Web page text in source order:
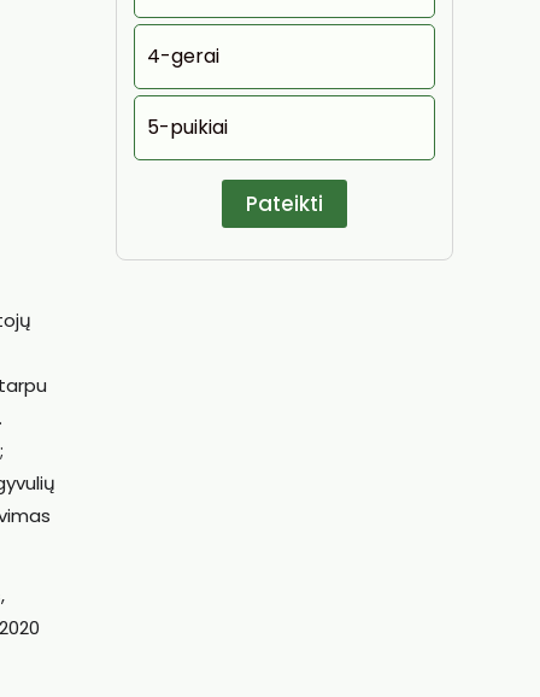
4-gerai
5-puikiai